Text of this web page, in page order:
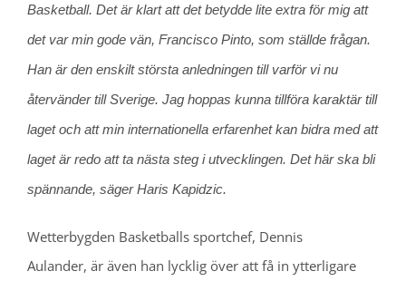
Basketball. Det är klart att det betydde lite extra för mig att
det var min gode vän, Francisco Pinto, som ställde frågan.
Han är den enskilt största anledningen till varför vi nu
återvänder till Sverige. Jag hoppas kunna tillföra karaktär till
laget och att min internationella erfarenhet kan bidra med att
laget är redo att ta nästa steg i utvecklingen. Det här ska bli
spännande, säger Haris Kapidzic.
Wetterbygden Basketballs sportchef, Dennis
Aulander, är även han lycklig över att få in ytterligare